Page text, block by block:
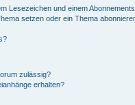
Lesezeichen und einem
setzen oder ein Thema
zulässig?
erhalten?